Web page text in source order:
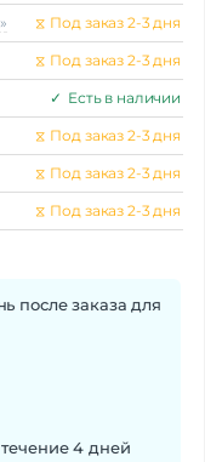
⧖ Под заказ 2-3 дня
⧖ Под заказ 2-3 дня
✓ Есть в наличии
⧖ Под заказ 2-3 дня
⧖ Под заказ 2-3 дня
⧖ Под заказ 2-3 дня
после заказа для
4 дней